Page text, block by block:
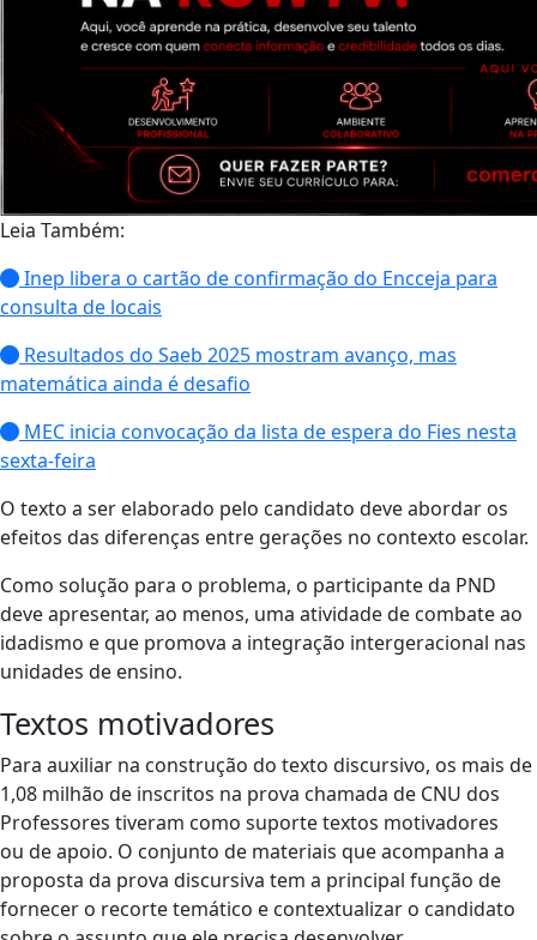
Leia Também:
Inep libera o cartão de confirmação do Encceja para
consulta de locais
Resultados do Saeb 2025 mostram avanço, mas
matemática ainda é desafio
MEC inicia convocação da lista de espera do Fies nesta
sexta-feira
O texto a ser elaborado pelo candidato deve abordar os
efeitos das diferenças entre gerações no contexto escolar.
Como solução para o problema, o participante da PND
deve apresentar, ao menos, uma atividade de combate ao
idadismo e que promova a integração intergeracional nas
unidades de ensino.
Textos motivadores
Para auxiliar na construção do texto discursivo, os mais de
1,08 milhão de inscritos na prova chamada de CNU dos
Professores tiveram como suporte textos motivadores
ou de apoio. O conjunto de materiais que acompanha a
proposta da prova discursiva tem a principal função de
fornecer o recorte temático e contextualizar o candidato